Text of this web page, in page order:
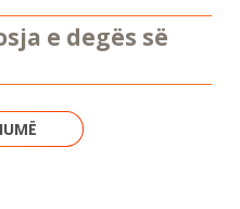
e degës së